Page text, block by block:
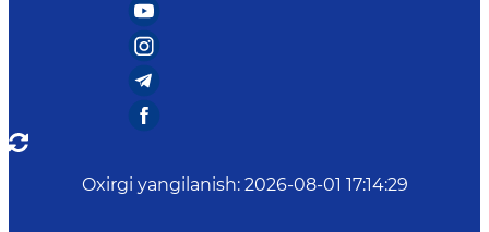
Oxirgi yangilanish: 2026-08-01 17:14:29